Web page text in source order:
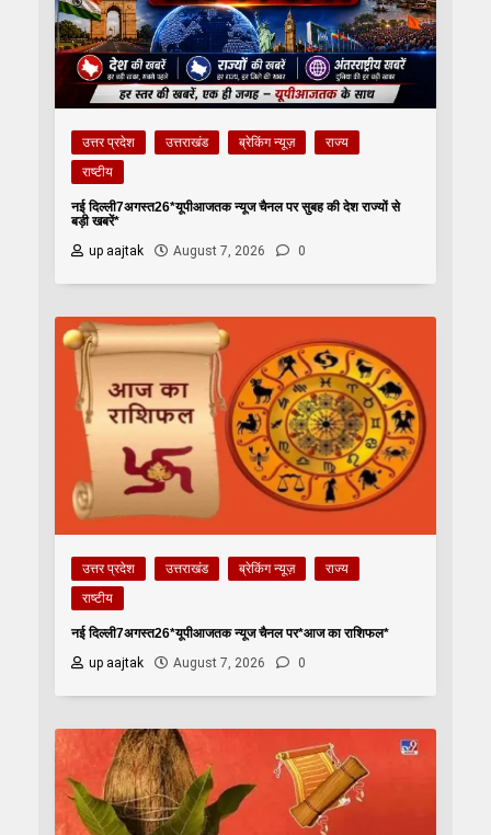
उत्तर प्रदेश उत्तराखंड ब्रेकिंग न्यूज़
राज्य
राष्टीय
नई दिल्ली7अगस्त26*यूपीआजतक न्यूज चैनल पर सुबह की देश राज्यों से
बड़ी खबरें*
up aajtak
August 7, 2026 0
उत्तर प्रदेश उत्तराखंड ब्रेकिंग न्यूज़
राज्य
राष्टीय
नई दिल्ली7अगस्त26*यूपीआजतक न्यूज चैनल पर*आज का राशिफल*
up aajtak
August 7, 2026 0